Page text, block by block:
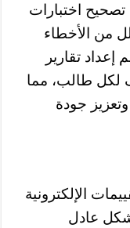
تصحيح اختبارات
من الأخطاء
إعداد تقارير
لكل طالب، مما
جودة
الإلكترونية
عادل